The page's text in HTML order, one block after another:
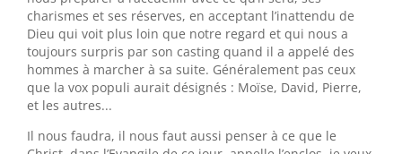
charismes et ses réserves, en acceptant l’inattendu de
Dieu qui voit plus loin que notre regard et qui nous a
toujours surpris par son casting quand il a appelé des
hommes à marcher à sa suite. Généralement pas ceux
que la vox populi aurait désignés : Moïse, David, Pierre,
et les autres...
Il nous faudra, il nous faut aussi penser à ce que le